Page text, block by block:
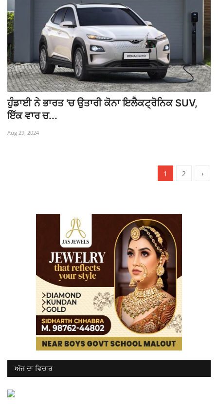
ਹੁੰਡਾਈ ਨੇ ਭਾਰਤ 'ਚ ਉਤਾਰੀ ਕੋਨਾ ਇਲੈਕਟ੍ਰੋਨਿਕ SUV,
ਇੱਕ ਵਾਰ ਚ...
Aug 29, 2024
1 2 ›
ਅੱਜ ਦਾ ਵਿਚਾਰ